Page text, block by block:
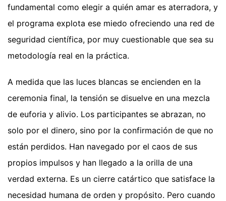
fundamental como elegir a quién amar es aterradora, y
el programa explota ese miedo ofreciendo una red de
seguridad científica, por muy cuestionable que sea su
metodología real en la práctica.
A medida que las luces blancas se encienden en la
ceremonia final, la tensión se disuelve en una mezcla
de euforia y alivio. Los participantes se abrazan, no
solo por el dinero, sino por la confirmación de que no
están perdidos. Han navegado por el caos de sus
propios impulsos y han llegado a la orilla de una
verdad externa. Es un cierre catártico que satisface la
necesidad humana de orden y propósito. Pero cuando